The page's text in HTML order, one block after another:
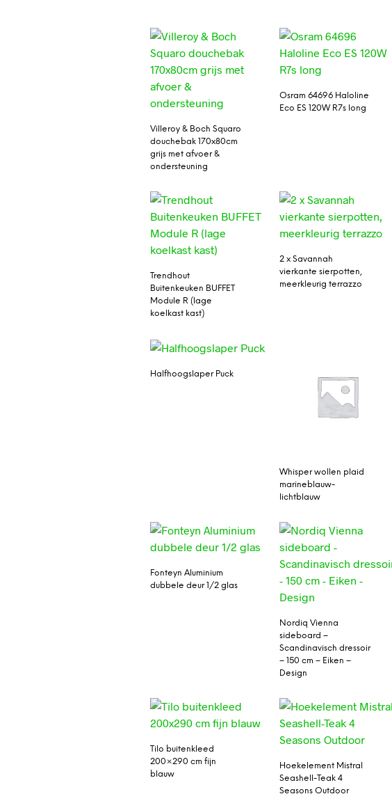
Villeroy & Boch Squaro
douchebak 170x80cm
grijs met afvoer &
ondersteuning
Osram 64696 Haloline
Eco ES 120W R7s long
Trendhout
Buitenkeuken BUFFET
Module R (lage
koelkast kast)
2 x Savannah
vierkante sierpotten,
meerkleurig terrazzo
Halfhoogslaper Puck
Whisper wollen plaid
marineblauw-
lichtblauw
Fonteyn Aluminium
dubbele deur 1/2 glas
Nordiq Vienna
sideboard –
Scandinavisch dressoir
– 150 cm – Eiken –
Design
Tilo buitenkleed
200×290 cm fijn
blauw
Hoekelement Mistral
Seashell-Teak 4
Seasons Outdoor